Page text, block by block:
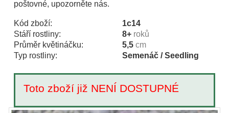
poštovné, upozorněte nás.
Kód zboží:
1c14
Stáří rostliny:
8+ roků
Průměr květináčku:
5,5 cm
Typ rostliny:
Semenáč / Seedling
Toto zboží již NENÍ DOSTUPNÉ